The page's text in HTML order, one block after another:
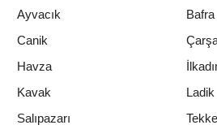
Ayvacık
Bafra
Canik
Havza
Kavak
Ladik
Salıpazarı